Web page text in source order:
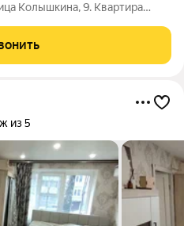
Колышкина, 9. Квартира
кв. м. Комната разделена
из 5